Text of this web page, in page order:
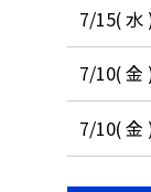
7/15(
7/10(
7/10( 金